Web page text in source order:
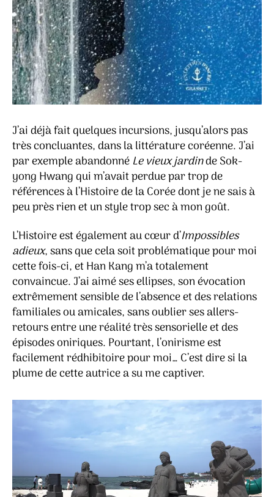
J’ai déjà fait quelques incursions, jusqu’alors pas
très concluantes, dans la littérature coréenne. J’ai
par exemple abandonné Le vieux jardinde Sok-
yong Hwang qui m’avait perdue par trop de
références à l’Histoire de la Corée dont je ne sais à
peu près rien et un style trop sec à mon goût.
L’Histoire est également au cœur d’Impossibles
adieux, sans que cela soit problématique pour moi
cette fois-ci, et Han Kang m’a totalement
convaincue. J’ai aimé ses ellipses, son évocation
extrêmement sensible de l’absence et des relations
familiales ou amicales, sans oublier ses allers-
retours entre une réalité très sensorielle et des
épisodes oniriques. Pourtant, l’onirisme est
facilement rédhibitoire pour moi… C’est dire si la
plume de cette autrice a su me captiver.